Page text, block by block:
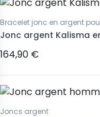
Bracelet jonc en argent
Jonc argent Kalisma
164,90 €
Joncs argent